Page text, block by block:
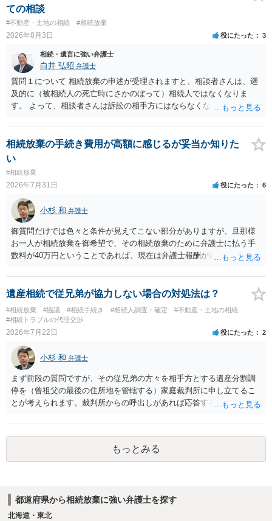
ての相談
#不動産・土地の相続 #相続放棄
2026年8月3日 役にたった 3
相続・遺言に強い弁護士
白井 弘昭 弁護士
質問１について 相続放棄の申述が受理されますと、相談者さんは、遡
及的に（被相続人の死亡時にさかのぼって）相続人ではなくなりま
す。 よって、相談者さんは訴訟の相手方にはならなくなるので（明け
理証明を家庭裁判所で取得し、コピーを答弁書に添えて裁判所に提出
してください。 質問２について 請求棄却を求める答弁書を提出すれ
ば、第１回期日は出席する必要がありません。その日は差支え（用事
はないので、ｍｉｎｔｓでの提出の必要は無いと思います。郵送（期
限までに届けばよい）で十分です。 詳細は、書面記載の裁判所書記官
にお問い合わせください。 以上、ご参考まで。
相続放棄の手続き費用が高額に感じるが妥当か知りた
い
#相続放棄
2026年7月31日 役にたった 6
小杉 和 弁護士
御質問だけでは色々と条件が見えてこない部分がありますが、旦那様
お一人が相続放棄を御希望で、その相続放棄のために弁護士に払う手
数料が40万円ということであれば、現在は弁護士報酬が自由化されて
です。 ただ、弁護士に払う手数料とは別に戸籍の用意に一定の実費が
かかることになりますので、その費用も支払うべきものとして頭に置
が、旦那様の収入や財産にもよりますが、法テラスに御連絡なさって
弁護士との相談を予約して受任してもらうのが一番安上がりでしょ
らい（希望者が多く予約できてもしばらく先になる）ようですので、
比較的短い熟慮期間のことを考えると、来週早々すぐにでも御連絡す
る方が良いでしょう。 もし法テラスが御利用になれない、あるいは時
間がない等であれば、相続を取扱分野としている弁護士を適宜探し
（WEB等で）、問い合わせてみることです。相続を扱う弁護士でも相
けてくれないところもあるようです。 複数の法律事務所に聞いて（相
見積もりをとって）、一番安いところでやってもらうことに決めれ
ば、キューちゃんママさんの御希望をかなえることができるのではな
いでしょうか。 あるいは相続放棄であれば御自分でできなくもないと
を確認し、印紙と共に家庭裁判所に提出して相続放棄申述受理通知書
を待つという流れになります。
遺産相続で従兄弟が協力しない場合の対処法は？
#相続放棄 #協議 #相続手続き #相続人調査・確定
#不動産・土地の相続
#相続トラブルの代理交渉
2026年7月22日 役にたった 2
小杉 和 弁護士
まず前段の質問ですが、その従兄弟の方々を相手方とする遺産分割調
停を（曾祖父の最後の住所地を管轄する）家庭裁判所に申し立てるこ
とが考えられます。裁判所からの呼出しがあれば応答する可能性がま
能と思われます。時間が思った以上にないので必要書類をてきぱきと
揃える必要があります。その点是非御注意ください。
もっとみる
都道府県から相続放棄に強い弁護士を探す
北海道・東北